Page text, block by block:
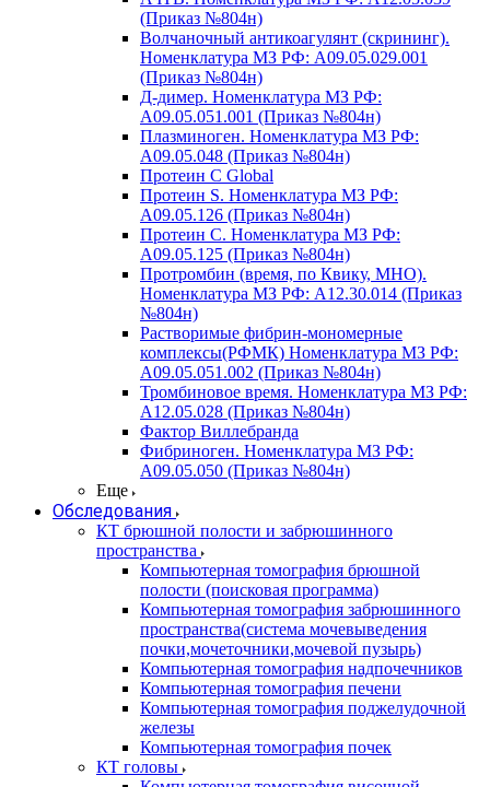
(Приказ №804н)
Волчаночный антикоагулянт (скрининг).
Номенклатура МЗ РФ: A09.05.029.001
(Приказ №804н)
Д-димер. Номенклатура МЗ РФ:
A09.05.051.001 (Приказ №804н)
Плазминоген. Номенклатура МЗ РФ:
A09.05.048 (Приказ №804н)
Протеин C Global
Протеин S. Номенклатура МЗ РФ:
A09.05.126 (Приказ №804н)
Протеин С. Номенклатура МЗ РФ:
A09.05.125 (Приказ №804н)
Протромбин (время, по Квику, МНО).
Номенклатура МЗ РФ: A12.30.014 (Приказ
№804н)
Растворимые фибрин-мономерные
комплексы(РФМК) Номенклатура МЗ РФ:
A09.05.051.002 (Приказ №804н)
Тромбиновое время. Номенклатура МЗ РФ:
A12.05.028 (Приказ №804н)
Фактор Виллебранда
Фибриноген. Номенклатура МЗ РФ:
A09.05.050 (Приказ №804н)
Еще
Обследования
КТ брюшной полости и забрюшинного
пространства
Компьютерная томография брюшной
полости (поисковая программа)
Компьютерная томография забрюшинного
пространства(система мочевыведения
почки,мочеточники,мочевой пузырь)
Компьютерная томография надпочечников
Компьютерная томография печени
Компьютерная томография поджелудочной
железы
Компьютерная томография почек
КТ головы